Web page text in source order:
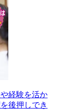
経験を活か
後押しでき